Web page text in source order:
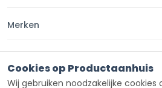
Merken
Cookies op Productaanhuis
Wij gebruiken noodzakelijke